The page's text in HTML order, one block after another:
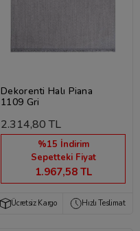
Dekorenti Halı Piana
1109 Gri
2.314,80 TL
%15 İndirim
Sepetteki Fiyat
1.967,58 TL
Ücretsiz Kargo Hızlı Teslimat